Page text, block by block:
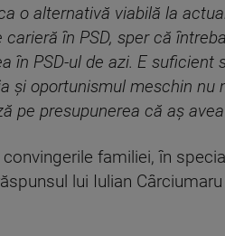
o alternativă viabilă la
în PSD, sper că
în PSD-ul de azi. E
şi oportunismul meschin nu
pe presupunerea că aş
familiei, în
lui Iulian